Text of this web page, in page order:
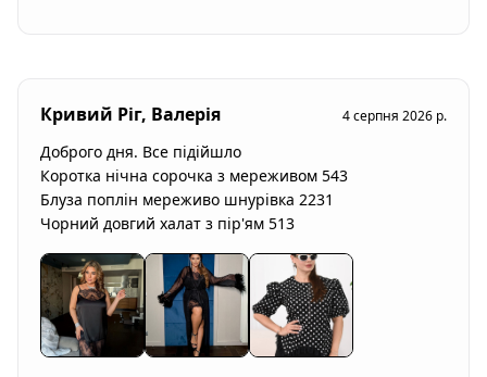
Кривий Ріг, Валерія 4 серпня 2026 р.
Доброго дня. Все підійшло
Коротка нічна сорочка з мереживом 543
Блуза поплін мереживо шнурівка 2231
Чорний довгий халат з пір'ям 513